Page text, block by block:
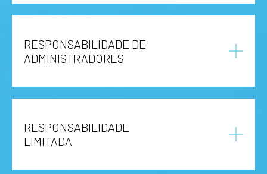
RESPONSABILIDADE DE
ADMINISTRADORES
RESPONSABILIDADE
LIMITADA